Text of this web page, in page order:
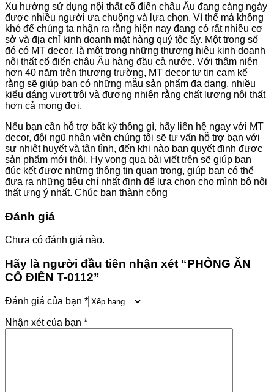
Xu hướng sử dụng nội thất cổ điển châu Âu đang càng ngày
được nhiều người ưa chuộng và lựa chọn. Vì thế mà không
khó để chúng ta nhận ra rằng hiện nay đang có rất nhiều cơ
sở và địa chỉ kinh doanh mặt hàng quý tộc ấy. Một trong số
đó có MT decor, là một trong những thương hiệu kinh doanh
nội thất cổ điển châu Âu hàng đầu cả nước. Với thâm niên
hơn 40 năm trên thương trường, MT decor tự tin cam kể
rằng sẽ giúp bạn có những mẫu sản phẩm đa dạng, nhiều
kiểu dáng vượt trội và đương nhiên rằng chất lượng nội thất
hơn cả mong đợi.
Nếu bạn cần hỗ trợ bất kỳ thông gì, hãy liên hệ ngay với MT
decor, đội ngũ nhân viên chúng tôi sẽ tư vấn hỗ trợ bạn với
sự nhiệt huyết và tận tình, đến khi nào bạn quyết định được
sản phẩm mới thôi. Hy vọng qua bài viết trên sẽ giúp bạn
đúc kết được những thông tin quan trọng, giúp bạn có thể
đưa ra những tiêu chí nhất định để lựa chọn cho mình bộ nội
thất ưng ý nhất. Chúc bạn thành công
Đánh giá
Chưa có đánh giá nào.
Hãy là người đầu tiên nhận xét “PHÒNG ĂN
CỔ ĐIỂN T-0112”
Đánh giá của bạn *
Nhận xét của bạn *